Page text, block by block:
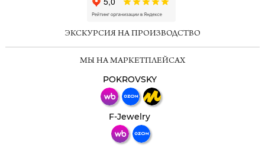
ЭКСКУРСИЯ НА ПРОИЗВОДСТВО
МЫ НА МАРКЕТПЛЕЙСАХ
POKROVSKY
F-Jewelry